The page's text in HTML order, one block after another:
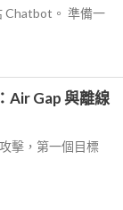
Chatbot。 準備一
Air Gap 與離線
擊，第一個目標